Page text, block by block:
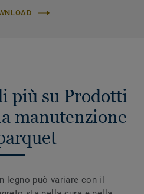
più su Prodotti
manutenzione
legno può variare con il